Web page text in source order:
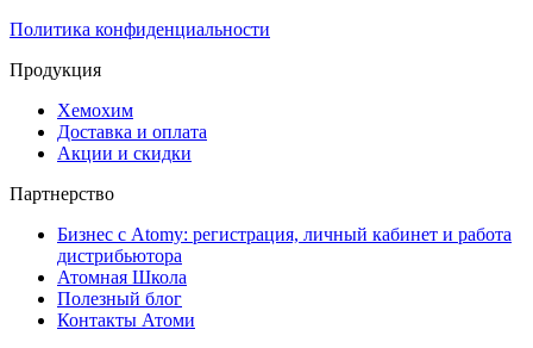
Политика конфиденциальности
Продукция
Хемохим
Доставка и оплата
Акции и скидки
Партнерство
Бизнес с Atomy: регистрация, личный кабинет и работа
дистрибьютора
Атомная Школа
Полезный блог
Контакты Атоми